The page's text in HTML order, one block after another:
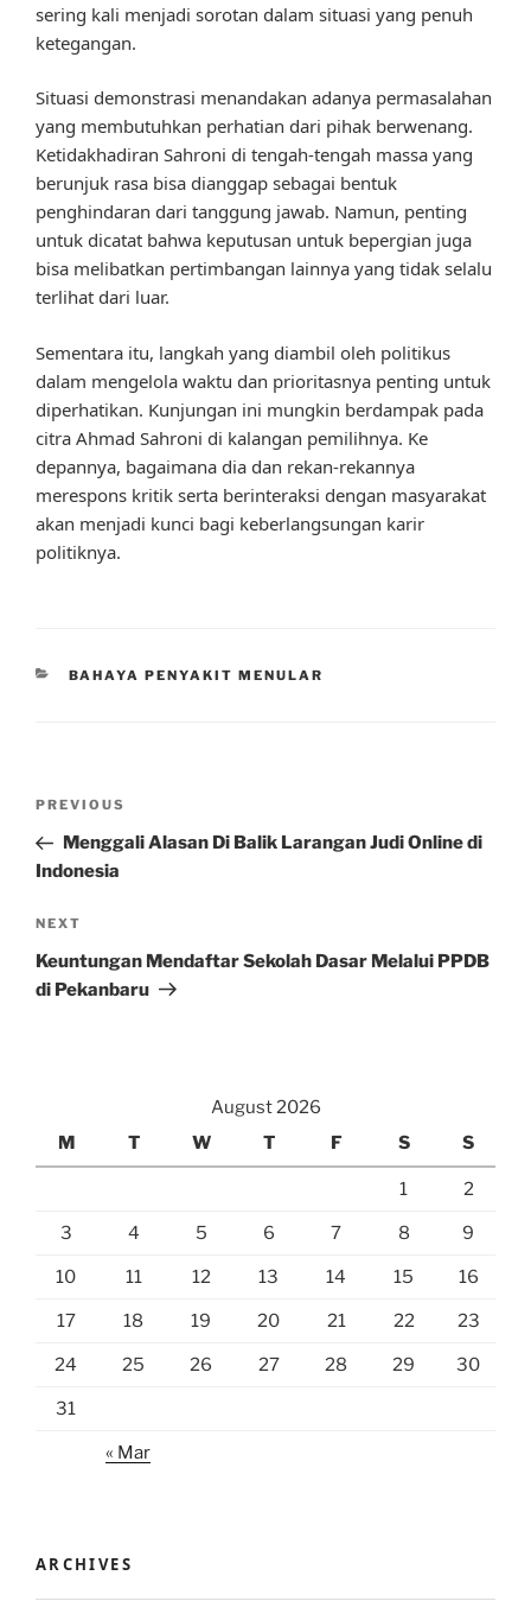
sering kali menjadi sorotan dalam situasi yang penuh
ketegangan.
Situasi demonstrasi menandakan adanya permasalahan
yang membutuhkan perhatian dari pihak berwenang.
Ketidakhadiran Sahroni di tengah-tengah massa yang
berunjuk rasa bisa dianggap sebagai bentuk
penghindaran dari tanggung jawab. Namun, penting
untuk dicatat bahwa keputusan untuk bepergian juga
bisa melibatkan pertimbangan lainnya yang tidak selalu
terlihat dari luar.
Sementara itu, langkah yang diambil oleh politikus
dalam mengelola waktu dan prioritasnya penting untuk
diperhatikan. Kunjungan ini mungkin berdampak pada
citra Ahmad Sahroni di kalangan pemilihnya. Ke
depannya, bagaimana dia dan rekan-rekannya
merespons kritik serta berinteraksi dengan masyarakat
akan menjadi kunci bagi keberlangsungan karir
politiknya.
CATEGORIES
BAHAYA PENYAKIT MENULAR
Previous
Post
PREVIOUS
Menggali Alasan Di Balik Larangan Judi Online di
Indonesia
Next
Post
NEXT
Keuntungan Mendaftar Sekolah Dasar Melalui PPDB
di Pekanbaru
August 2026
M
T W T F S S
1 2
3 4 5 6 7 8 9
10 11 12 13 14 15 16
17 18 19 20 21 22 23
24 25 26 27 28 29 30
31
« Mar
ARCHIVES